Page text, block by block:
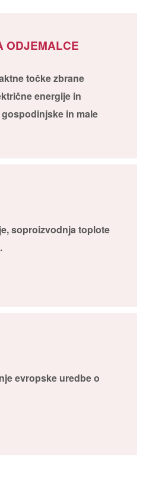
ODJEMALCE
točke zbrane
energije in
in male
soproizvodnja toplote
evropske uredbe o